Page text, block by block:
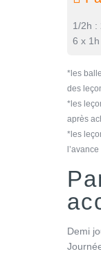
1/2h :
6 x
*les
des
*les
après
*les
Demi